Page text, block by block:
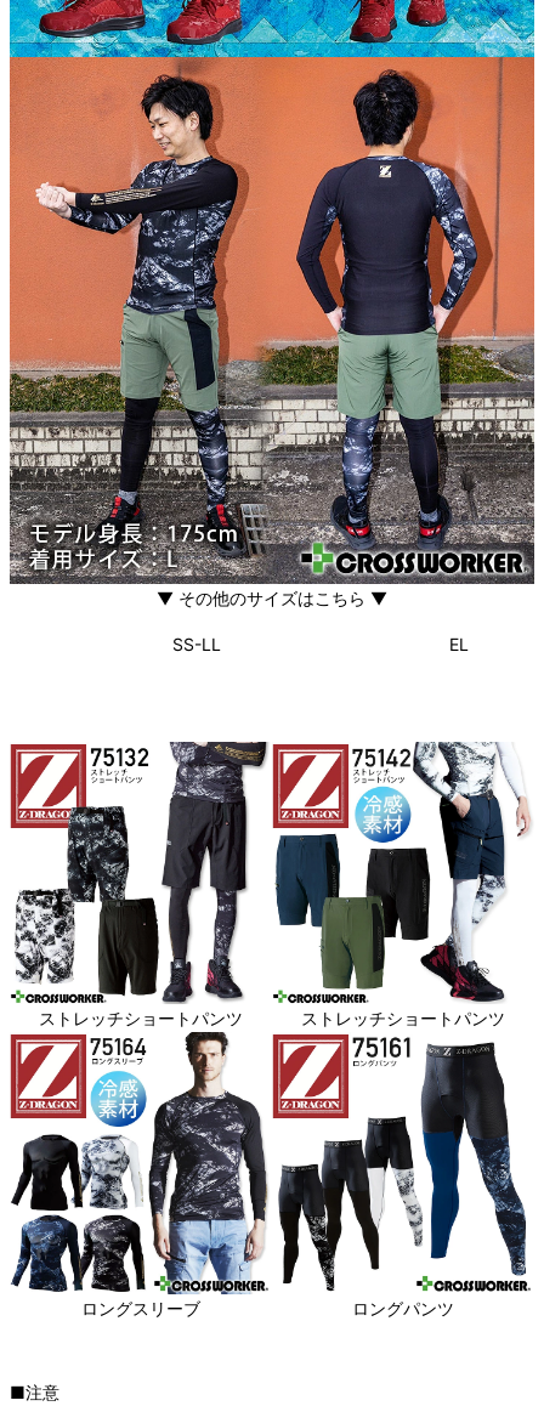
▼ その他のサイズはこちら ▼
SS-LL EL
ストレッチショートパンツ ストレッチショートパンツ
ロングスリーブ ロングパンツ
■注意